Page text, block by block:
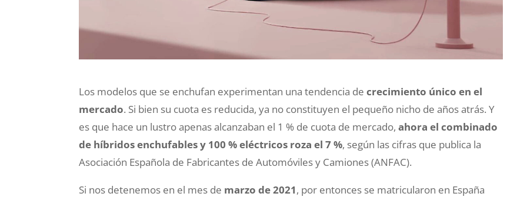
Los modelos que se enchufan experimentan una tendencia decrecimiento único en el
mercado. Si bien su cuota es reducida, ya no constituyen el pequeño nicho de años atrás. Y
es que hace un lustro apenas alcanzaban el 1 % de cuota de mercado,ahora el combinado
de híbridos enchufables y 100 % eléctricos roza el 7 %, según las cifras que publica la
Asociación Española de Fabricantes de Automóviles y Camiones (ANFAC).
Si nos detenemos en el mes de marzo de 2021, por entonces se matricularon en España